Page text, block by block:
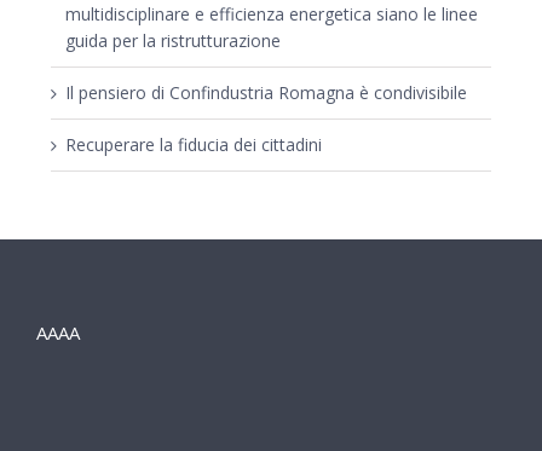
multidisciplinare e efficienza energetica siano le linee
guida per la ristrutturazione
Il pensiero di Confindustria Romagna è condivisibile
Recuperare la fiducia dei cittadini
AAAA